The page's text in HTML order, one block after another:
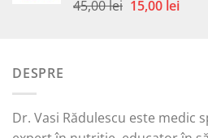
Evaluat la
45,00lei Prețul
15,00 leiPrețul
DESPRE
Dr. Vasi Rădulescu este medic